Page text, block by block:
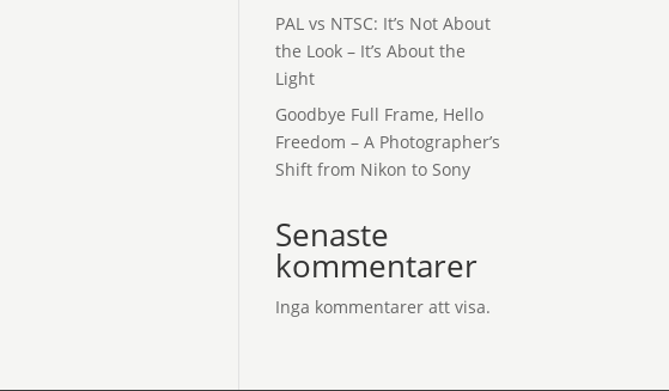
PAL vs NTSC: It’s Not About
the Look – It’s About the
Light
Goodbye Full Frame, Hello
Freedom – A Photographer’s
Shift from Nikon to Sony
Senaste
kommentarer
Inga kommentarer att visa.